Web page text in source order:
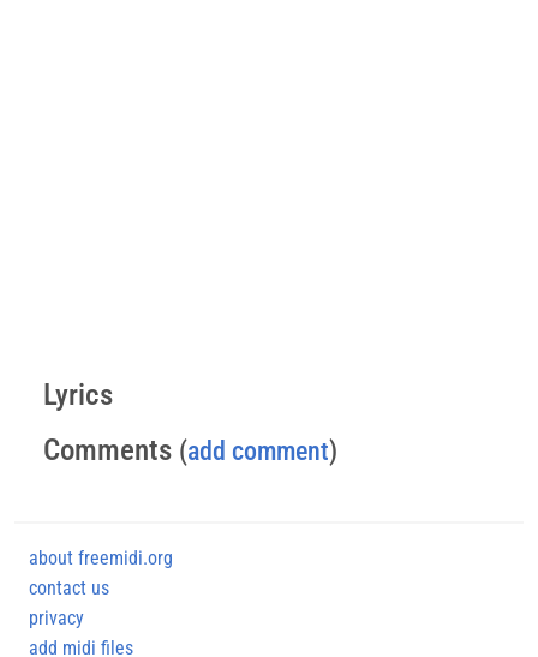
Lyrics
Comments (add comment)
about freemidi.org
contact us
privacy
add midi files